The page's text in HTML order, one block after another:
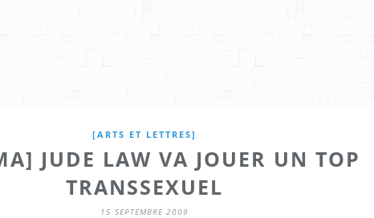
[ARTS ET LETTRES]
JUDE LAW VA JOUER UN TOP
TRANSSEXUEL
15 SEPTEMBRE 2009